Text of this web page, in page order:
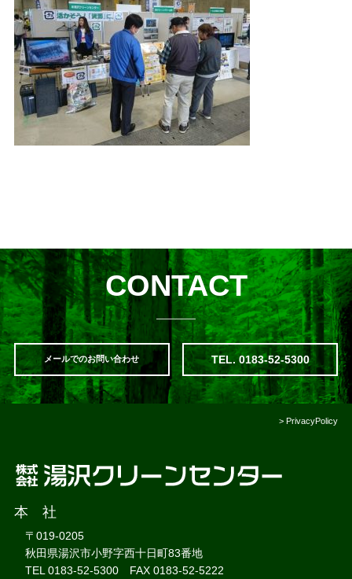
CONTACT
メールでのお問い合わせ TEL. 0183-52-5300
>PrivacyPolicy
本 社
〒019-0205
秋田県湯沢市小野字西十日町83番地
TEL 0183-52-5300 FAX 0183-52-5222